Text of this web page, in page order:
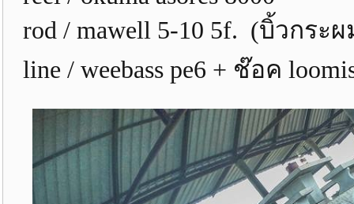
rod / mawell 5-10 5f. (บิ้วกระผ
line / weebass pe6 + ช๊อค